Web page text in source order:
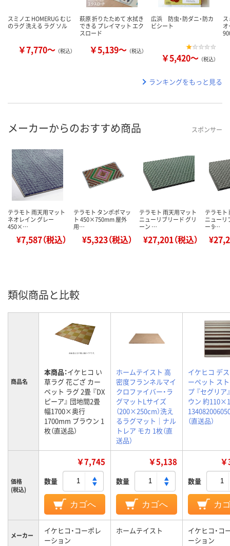
スミノエ HOMERUG むじ
のラグ 洗える ラグ ソル
￥7,770～ （税込）
萩原 折りたためて 水拭き
できる プレイマット エク
スロード
￥5,139～ （税込）
広浜 防虫・防ダニ・防カ
ビシート
￥5,420～ （税込）
ランキングをもっと見る
メーカーからのおすすめ商品 スポンサー
テラモト 雨天用マット
ネオレイン グレー
450×…
¥7,587（税込）
テラモト タンポポマッ
ト 450×750mm 屋外
用…
¥5,323（税込）
テラモト 雨天用マット
ニューリブリード グリ
ーン …
¥27,201（税込）
テラモト
ニューリ
ー 9…
類似商品と比較
商品名
本商品：イケヒコ い
草ラグ 花ござ カー
ペット ラグ 2畳 『DX
ピーア』 団地間2畳
幅1700×奥行
1700mm ブラウン 1
枚（直送品）
ホームテイスト 高
密度フランネルマイ
クロファイバー・ラ
グマットLサイズ
（200×250cm）洗え
るラグマット｜ナル
トレア モカ 1枚（直
送品）
イケヒコ デ
ーペット ス
プ 『セグリア
ウン 約
（直送品）
価格
(税込)
￥7,745
数量
カゴへ
￥5,138
数量
カゴへ
数量
カ
メーカー
イケヒコ・コーポレ
ーション
ホームテイスト
イケヒコ・コ
ーション